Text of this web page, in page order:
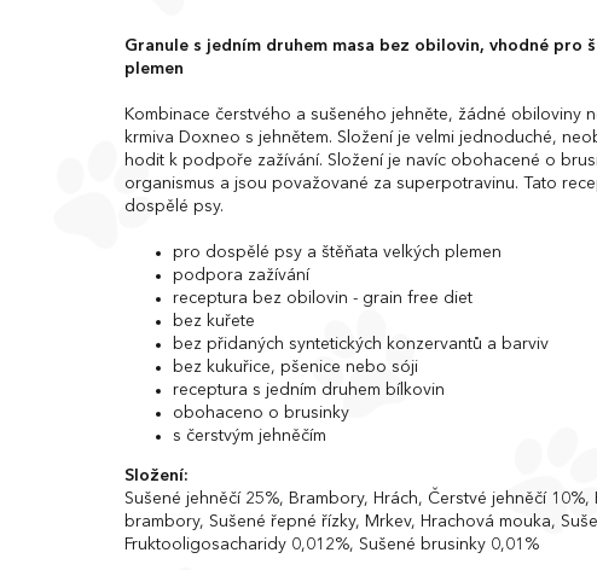
Granule s jedním druhem masa bez obilovin, vhodné pro
plemen
Kombinace čerstvého a sušeného jehněte, žádné obiloviny
krmiva Doxneo s jehnětem. Složení je velmi jednoduché,
hodit k podpoře zažívání. Složení je navíc obohacené o
organismus a jsou považované za superpotravinu. Tato
dospělé psy.
pro dospělé psy a štěňata velkých plemen
podpora zažívání
receptura bez obilovin - grain free diet
bez kuřete
bez přidaných syntetických konzervantů a barviv
bez kukuřice, pšenice nebo sóji
receptura s jedním druhem bílkovin
obohaceno o brusinky
s čerstvým jehněčím
Složení:
Sušené jehněčí 25%, Brambory, Hrách, Čerstvé jehněčí
brambory, Sušené řepné řízky, Mrkev, Hrachová mouka,
Fruktooligosacharidy 0,012%, Sušené brusinky 0,01%